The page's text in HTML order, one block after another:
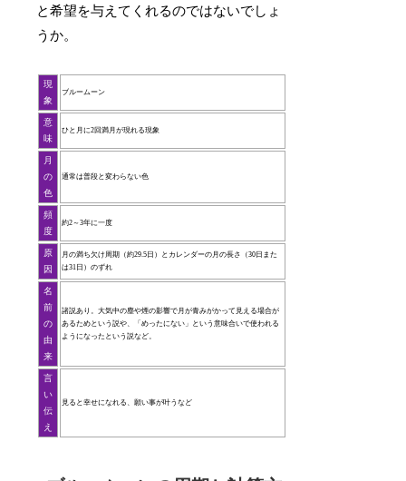
と希望を与えてくれるのではないでしょ
うか。
現
象
ブルームーン
意
味
ひと月に2回満月が現れる現象
月
の
色
通常は普段と変わらない色
頻
度
約2～3年に一度
原
因
月の満ち欠け周期（約29.5日）とカレンダーの月の長さ（30日また
は31日）のずれ
名
前
の
由
来
諸説あり。大気中の塵や煙の影響で月が青みがかって見える場合が
あるためという説や、「めったにない」という意味合いで使われる
ようになったという説など。
言
い
伝
え
見ると幸せになれる、願い事が叶うなど